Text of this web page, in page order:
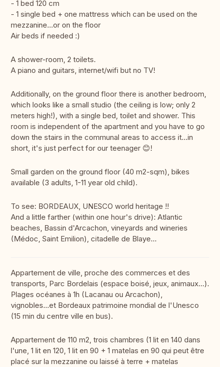
- 1 bed 120 cm
- 1 single bed + one mattress which can be used on the
mezzanine...or on the floor
Air beds if needed :)
A shower-room, 2 toilets.
A piano and guitars, internet/wifi but no TV!
Additionally, on the ground floor there is another bedroom,
which looks like a small studio (the ceiling is low; only 2
meters high!), with a single bed, toilet and shower. This
room is independent of the apartment and you have to go
down the stairs in the communal areas to access it...in
short, it's just perfect for our teenager 😊!
Small garden on the ground floor (40 m2-sqm), bikes
available (3 adults, 1-11 year old child).
To see: BORDEAUX, UNESCO world heritage !!
And a little farther (within one hour's drive): Atlantic
beaches, Bassin d'Arcachon, vineyards and wineries
(Médoc, Saint Emilion), citadelle de Blaye…
Appartement de ville, proche des commerces et des
transports, Parc Bordelais (espace boisé, jeux, animaux...).
Plages océanes à 1h (Lacanau ou Arcachon),
vignobles...et Bordeaux patrimoine mondial de l'Unesco
(15 min du centre ville en bus).
Appartement de 110 m2, trois chambres (1 lit en 140 dans
l'une, 1 lit en 120, 1 lit en 90 + 1 matelas en 90 qui peut être
placé sur la mezzanine ou laissé à terre + matelas